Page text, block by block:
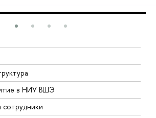
в НИУ ВШЭ